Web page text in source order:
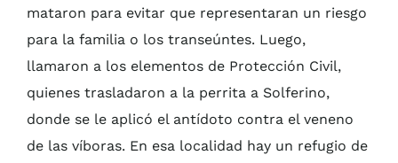
mataron para evitar que representaran un riesgo
para la familia o los transeúntes. Luego,
llamaron a los elementos de Protección Civil,
quienes trasladaron a la perrita a Solferino,
donde se le aplicó el antídoto contra el veneno
de las víboras. En esa localidad hay un refugio de